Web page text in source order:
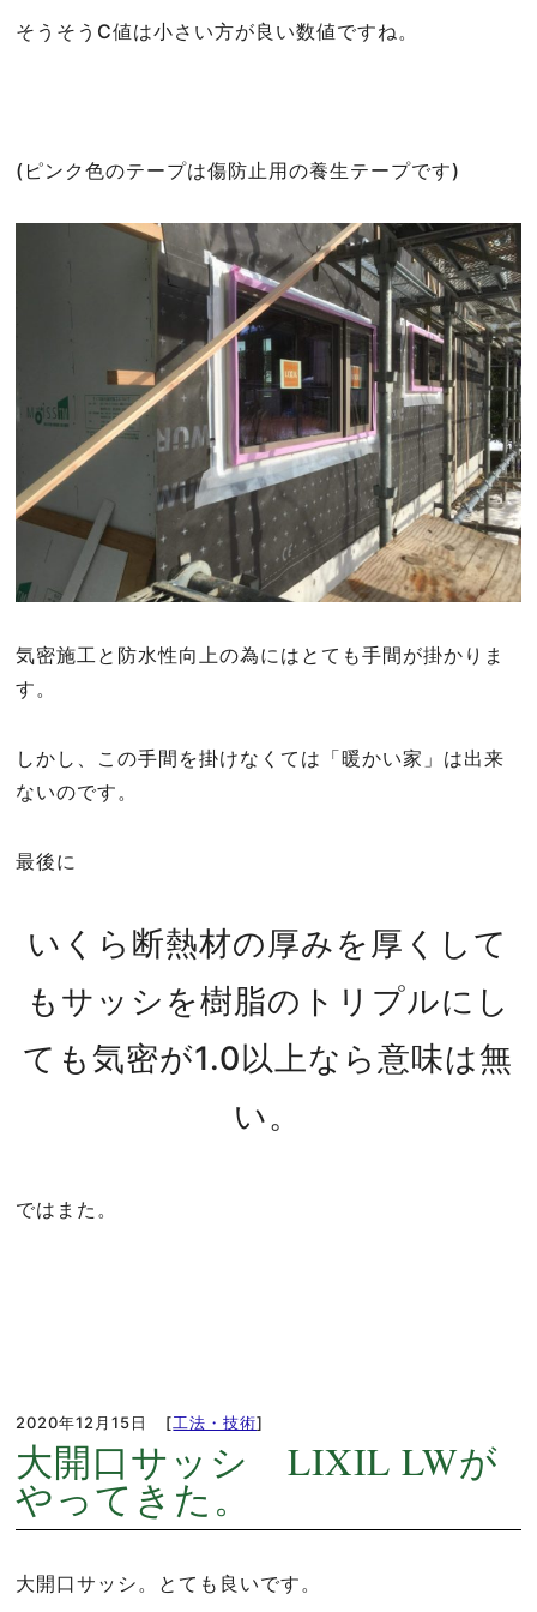
そうそうC値は小さい方が良い数値ですね。
(ピンク色のテープは傷防止用の養生テープです)
気密施工と防水性向上の為にはとても手間が掛かりま
す。
しかし、この手間を掛けなくては「暖かい家」は出来
ないのです。
最後に
いくら断熱材の厚みを厚くして
もサッシを樹脂のトリプルにし
ても気密が1.0以上なら意味は無
い。
ではまた。
2020年12月15日 [工法・技術]
大開口サッシ LIXIL LWが
やってきた。
大開口サッシ。とても良いです。